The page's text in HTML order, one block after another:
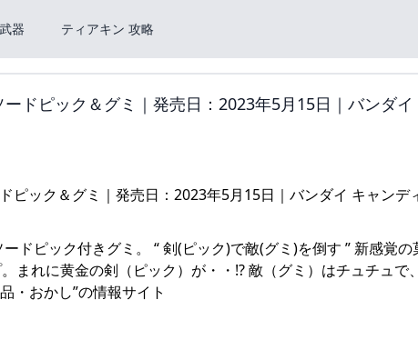
器 ティアキン 攻略
ドピック＆グミ｜発売日：2023年5月15日｜バンダイ
ドピック付きグミ。 “ 剣(ピック)で敵(グミ)を倒す ” 新感覚の
まれに黄金の剣（ピック）が・・!? 敵（グミ）はチュチュで
・おかし”の情報サイト